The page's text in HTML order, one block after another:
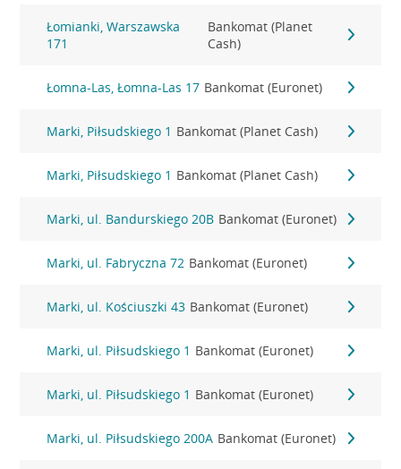
Łomianki, Warszawska
171
Bankomat (Planet
Cash)
Łomna-Las, Łomna-Las 17 Bankomat (Euronet)
Marki, Piłsudskiego 1 Bankomat (Planet Cash)
Marki, Piłsudskiego 1 Bankomat (Planet Cash)
Marki, ul. Bandurskiego 20B Bankomat (Euronet)
Marki, ul. Fabryczna 72 Bankomat (Euronet)
Marki, ul. Kościuszki 43 Bankomat (Euronet)
Marki, ul. Piłsudskiego 1 Bankomat (Euronet)
Marki, ul. Piłsudskiego 1 Bankomat (Euronet)
Marki, ul. Piłsudskiego 200A Bankomat (Euronet)